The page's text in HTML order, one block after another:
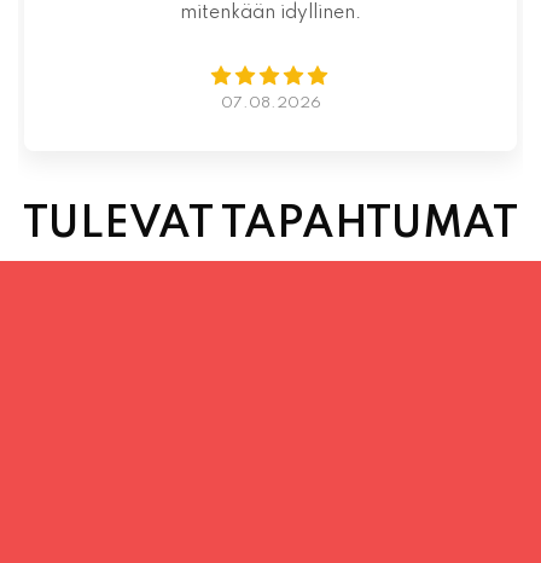
mitenkään idyllinen.
07.08.2026
TULEVAT TAPAHTUMAT